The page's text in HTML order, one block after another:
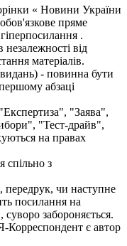
« Новини України
пряме
.
від
матеріалів.
- повинна бути
абзаці
"Заява",
"Тест-драйв",
на правах
спільно з
передрук, чи наступне
посилання на
забороняється.
Корреспондент є автор